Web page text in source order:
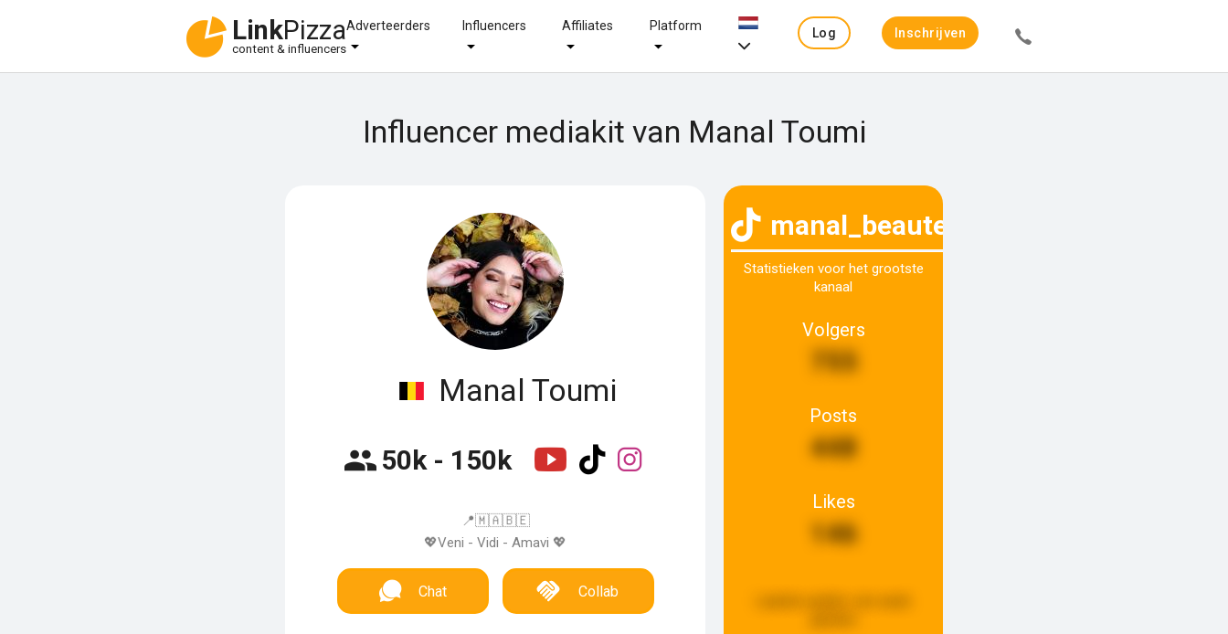
LinkPizza
content & influencers
Adverteerders Influencers Affiliates Platform
Log
Inschrijven
Influencer mediakit van Manal Toumi
Manal Toumi
50k - 150k
📍🇲🇦🇧🇪
💖Veni - Vidi - Amavi 💖
Chat Collab
manal_beauteam
Statistieken voor het grootste
kanaal
Volgers
755
Posts
448
Likes
146